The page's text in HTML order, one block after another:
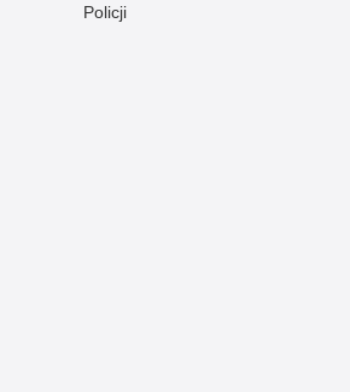
Policji